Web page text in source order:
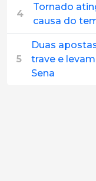
4
Tornado
causa do
5
Duas
trave e
Sena